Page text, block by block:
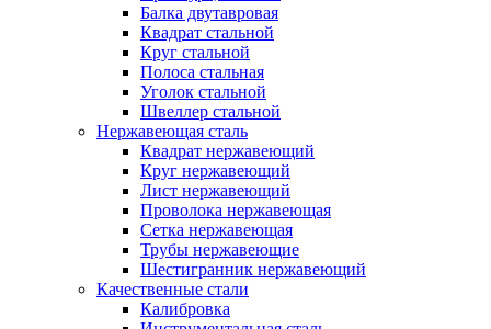
Балка двутавровая
Квадрат стальной
Круг стальной
Полоса стальная
Уголок стальной
Швеллер стальной
Нержавеющая сталь
Квадрат нержавеющий
Круг нержавеющий
Лист нержавеющий
Проволока нержавеющая
Сетка нержавеющая
Трубы нержавеющие
Шестигранник нержавеющий
Качественные стали
Калибровка